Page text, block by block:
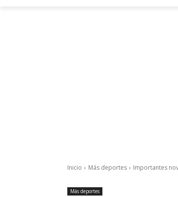
Inicio Más deportes Importantes
Más deportes